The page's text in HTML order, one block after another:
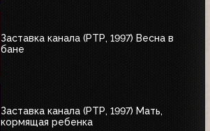
Заставка канала (РТР, 1997) Весна в
бане
Заставка канала (РТР, 1997) Мать,
кормящая ребенка